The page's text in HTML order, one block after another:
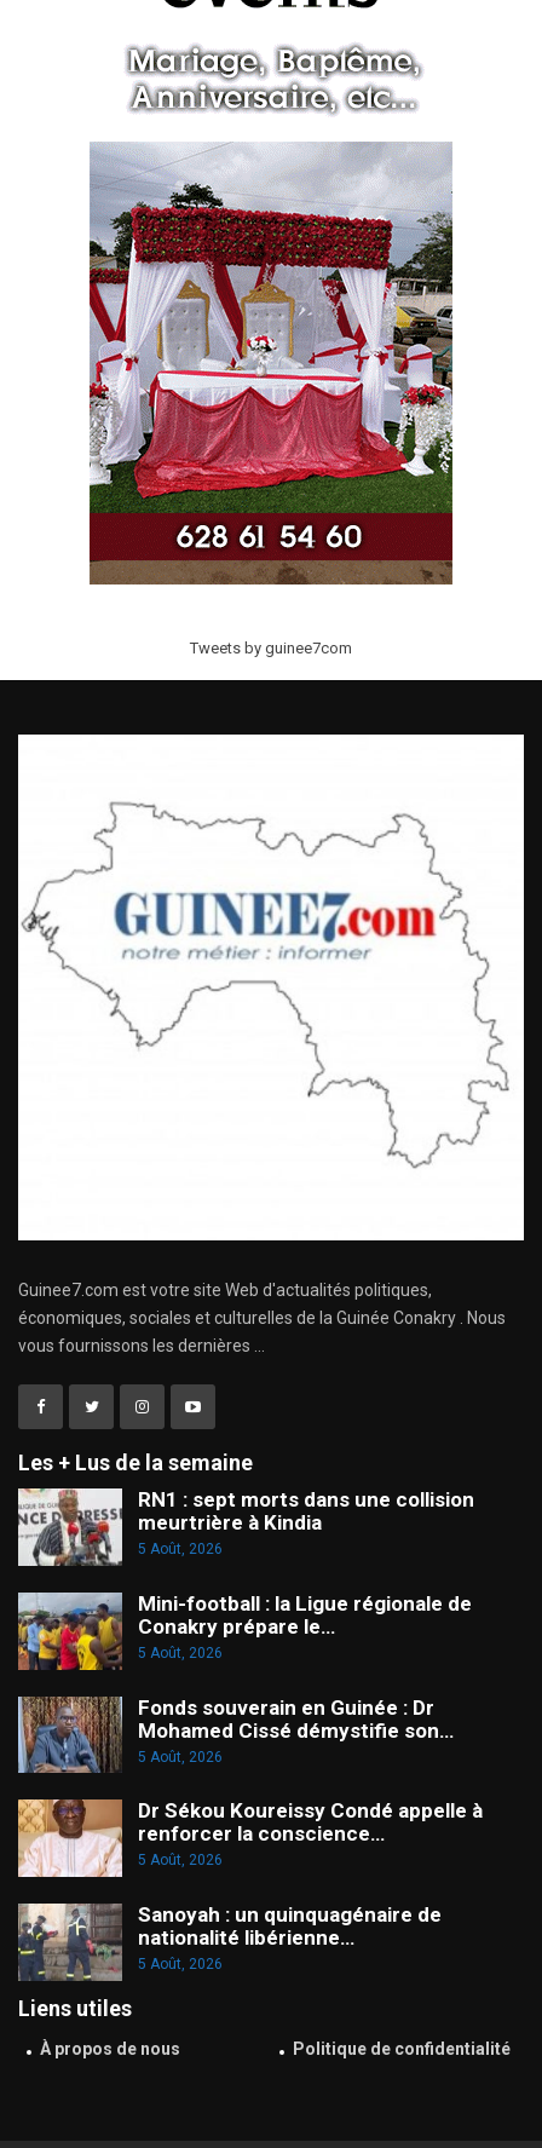
Tweets by guinee7com
Guinee7.com est votre site Web d'actualités politiques,
économiques, sociales et culturelles de la Guinée Conakry . Nous
vous fournissons les dernières ...
Les + Lus de la semaine
RN1 : sept morts dans une collision
meurtrière à Kindia
5 Août, 2026
Mini-football : la Ligue régionale de
Conakry prépare le…
5 Août, 2026
Fonds souverain en Guinée : Dr
Mohamed Cissé démystifie son…
5 Août, 2026
Dr Sékou Koureissy Condé appelle à
renforcer la conscience…
5 Août, 2026
Sanoyah : un quinquagénaire de
nationalité libérienne…
5 Août, 2026
Liens utiles
À propos de nous Politique de confidentialité